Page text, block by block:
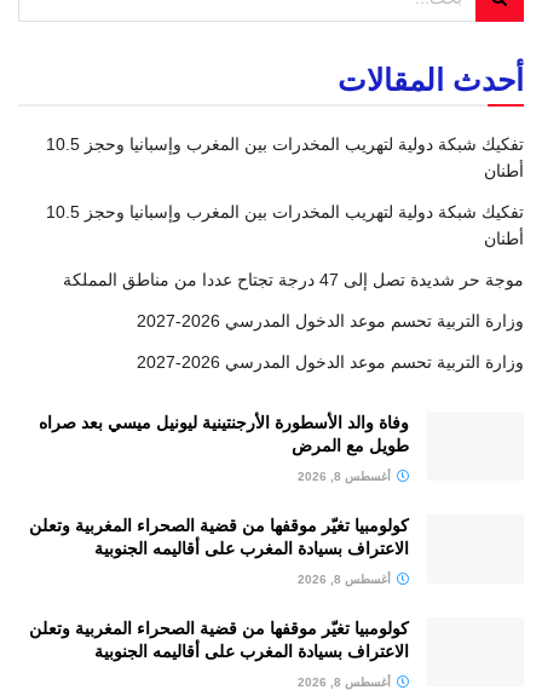
أحدث المقالات
تفكيك شبكة دولية لتهريب المخدرات بين المغرب وإسبانيا وحجز 10.5
أطنان
تفكيك شبكة دولية لتهريب المخدرات بين المغرب وإسبانيا وحجز 10.5
أطنان
موجة حر شديدة تصل إلى 47 درجة تجتاح عددا من مناطق المملكة
وزارة التربية تحسم موعد الدخول المدرسي 2026-2027
وزارة التربية تحسم موعد الدخول المدرسي 2026-2027
وفاة والد الأسطورة الأرجنتينية ليونيل ميسي بعد صراه
طويل مع المرض
أغسطس 8, 2026
كولومبيا تغيّر موقفها من قضية الصحراء المغربية وتعلن
الاعتراف بسيادة المغرب على أقاليمه الجنوبية
أغسطس 8, 2026
كولومبيا تغيّر موقفها من قضية الصحراء المغربية وتعلن
الاعتراف بسيادة المغرب على أقاليمه الجنوبية
أغسطس 8, 2026